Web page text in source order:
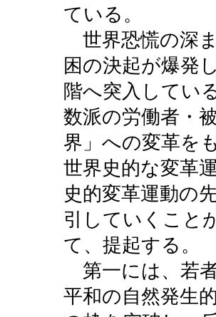
ている。
世界恐慌の深
困の決起が爆発
階へ突入してい
数派の労働者・
界」への変革を
世界史的な変革
史的変革運動の
引していくこと
て、提起する。
第一には、若
平和の自然発生